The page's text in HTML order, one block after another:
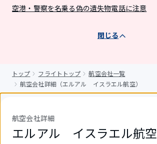
空港・警察を名乗る偽の遺失物電話に注意
閉じる
トップ フライトトップ
航空会社一覧
航空会社詳細（エルアル イスラエル航空）
航空会社詳細
エルアル イスラエル航空